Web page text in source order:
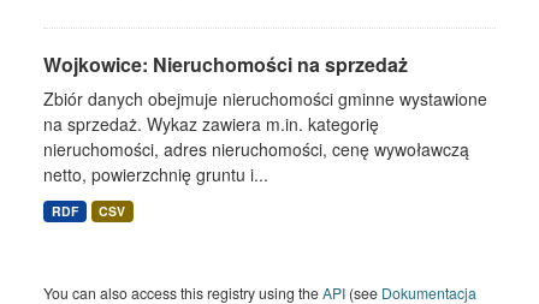
Wojkowice: Nieruchomości na sprzedaż
Zbiór danych obejmuje nieruchomości gminne wystawione
na sprzedaż. Wykaz zawiera m.in. kategorię
nieruchomości, adres nieruchomości, cenę wywoławczą
netto, powierzchnię gruntu i...
RDF CSV
You can also access this registry using theAPI (see Dokumentacja